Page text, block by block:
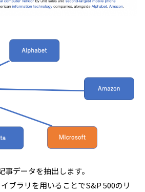
データを抽出します。
ブラリを用いることでS&P 500のリ